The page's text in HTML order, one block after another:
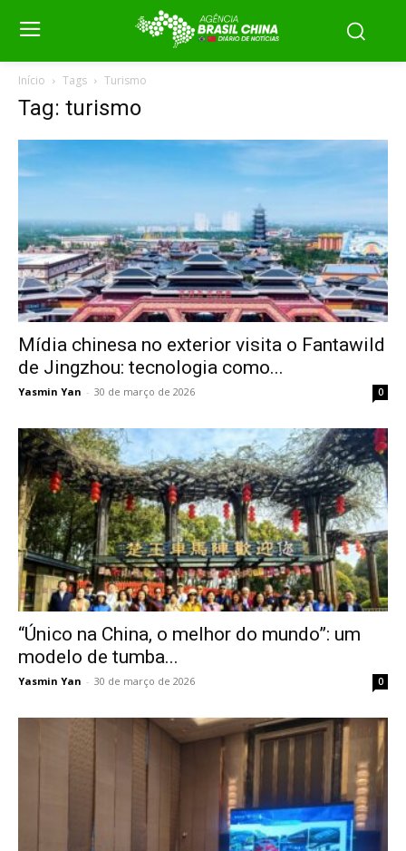
Início Tags Turismo
Tag: turismo
Mídia chinesa no exterior visita o Fantawild
de Jingzhou: tecnologia como...
Yasmin Yan - 30 de março de 2026 0
“Único na China, o melhor do mundo”: um
modelo de tumba...
Yasmin Yan - 30 de março de 2026 0